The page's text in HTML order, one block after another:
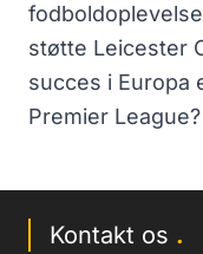
støtte Leicester
succes i Europa
Premier League?
Kontakt os .